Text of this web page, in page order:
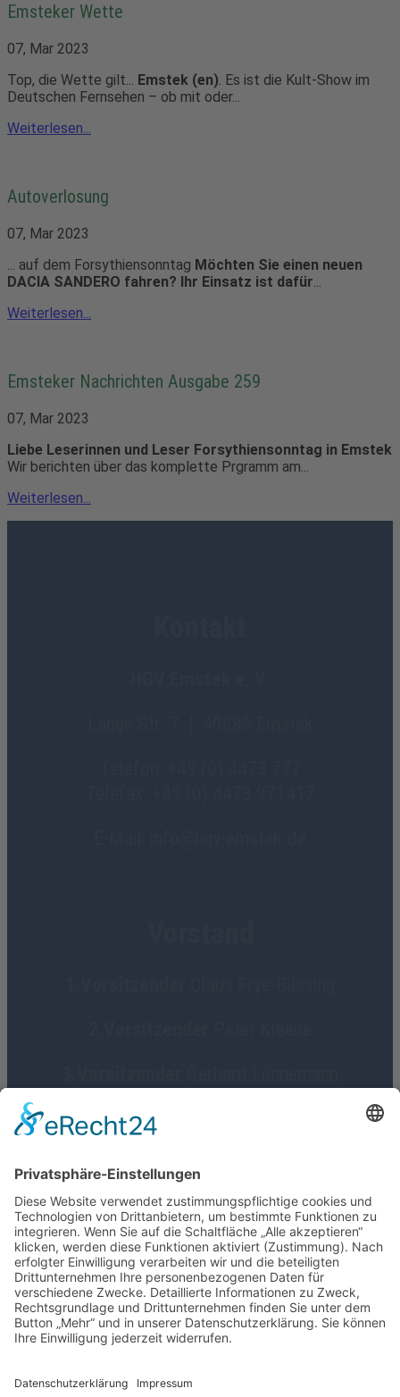
Emsteker Wette
07, Mar 2023
Top, die Wette gilt... Emstek (en). Es ist die Kult-Show im
Deutschen Fernsehen – ob mit oder...
Weiterlesen...
Autoverlosung
07, Mar 2023
... auf dem Forsythiensonntag Möchten Sie einen neuen
DACIA SANDERO fahren? Ihr Einsatz ist dafür...
Weiterlesen...
Emsteker Nachrichten Ausgabe 259
07, Mar 2023
Liebe Leserinnen und Leser Forsythiensonntag in Emstek
Wir berichten über das komplette Prgramm am...
Weiterlesen...
Geschäftsführerin
Social Media
HGV Emstek on Facebook
Impressum
Datenschutz